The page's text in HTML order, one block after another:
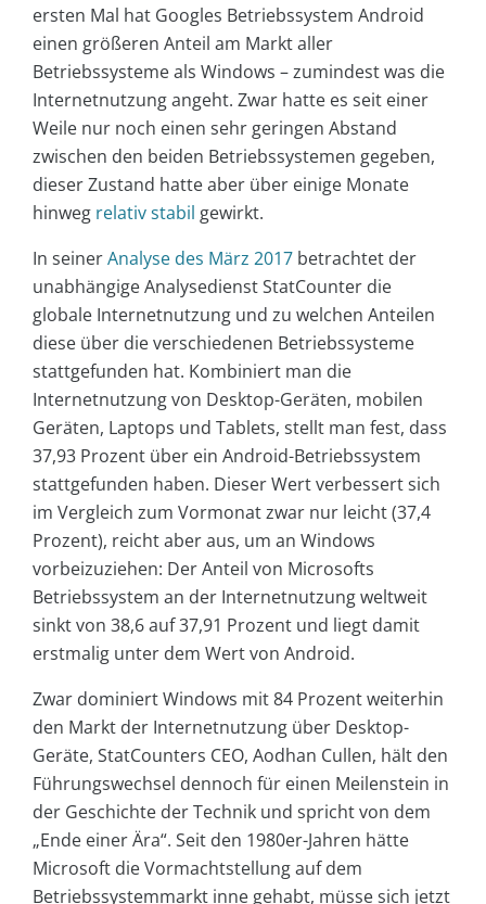
ersten Mal hat Googles Betriebssystem Android
einen größeren Anteil am Markt aller
Betriebssysteme als Windows – zumindest was die
Internetnutzung angeht. Zwar hatte es seit einer
Weile nur noch einen sehr geringen Abstand
zwischen den beiden Betriebssystemen gegeben,
dieser Zustand hatte aber über einige Monate
hinweg relativ stabil gewirkt.
In seinerAnalyse des März 2017 betrachtet der
unabhängige Analysedienst StatCounter die
globale Internetnutzung und zu welchen Anteilen
diese über die verschiedenen Betriebssysteme
stattgefunden hat. Kombiniert man die
Internetnutzung von Desktop-Geräten, mobilen
Geräten, Laptops und Tablets, stellt man fest, dass
37,93 Prozent über ein Android-Betriebssystem
stattgefunden haben. Dieser Wert verbessert sich
im Vergleich zum Vormonat zwar nur leicht (37,4
Prozent), reicht aber aus, um an Windows
vorbeizuziehen: Der Anteil von Microsofts
Betriebssystem an der Internetnutzung weltweit
sinkt von 38,6 auf 37,91 Prozent und liegt damit
erstmalig unter dem Wert von Android.
Zwar dominiert Windows mit 84 Prozent weiterhin
den Markt der Internetnutzung über Desktop-
Geräte, StatCounters CEO, Aodhan Cullen, hält den
Führungswechsel dennoch für einen Meilenstein in
der Geschichte der Technik und spricht von dem
„Ende einer Ära“. Seit den 1980er-Jahren hätte
Microsoft die Vormachtstellung auf dem
Betriebssystemmarkt inne gehabt, müsse sich jetzt